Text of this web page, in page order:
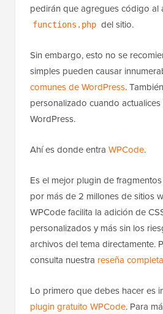
pedirán que agregues código al
functions.php del sitio.
Sin embargo, esto no se
simples pueden causar
comunes de WordPress.
personalizado cuando
WordPress.
Ahí es donde entra WPCode.
Es el mejor plugin de
por más de 2 millones de sitios
WPCode facilita la adición de
personalizados y más sin los
archivos del tema directamente.
consulta nuestra reseña
Lo primero que debes hacer es
plugin gratuito WPCode. Para